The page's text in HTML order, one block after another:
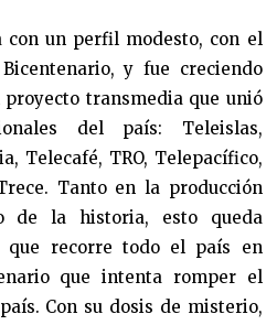
con un perfil modesto, con el
y fue creciendo
transmedia que unió
del país: Teleislas,
Telecafé, TRO, Telepacífico,
Tanto en la producción
de la historia, esto queda
que recorre todo el país en
que intenta romper el
Con su dosis de misterio,